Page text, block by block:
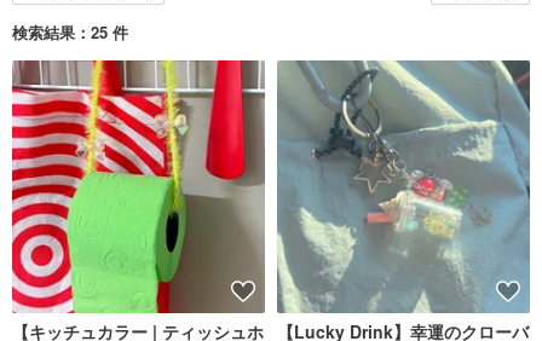
I made my own favorite things, filmed my favorite moments, edited them with
my sensibility, and collected each little taste in "A small piece of."
検索結果：25 件
【キッチュカラー | ティッシュホ
【Lucky Drink】幸運のクローバ